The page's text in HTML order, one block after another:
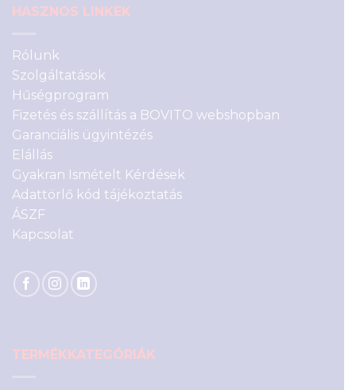
HASZNOS LINKEK
Rólunk
Szolgáltatások
Hűségprogram
Fizetés és szállítás a BOVITO webshopban
Garanciális ügyintézés
Elállás
Gyakran Ismételt Kérdések
Adattörlő kód tájékoztatás
ÁSZF
Kapcsolat
TERMÉKKATEGÓRIÁK